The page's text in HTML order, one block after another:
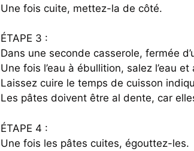
Une fois cuite, mettez-la de côté.
ÉTAPE 3 :
Dans une seconde casserole, fermée
Une fois l’eau à ébullition, salez l’eau
Laissez cuire le temps de cuisson
Les pâtes doivent être al dente, car
ÉTAPE 4 :
Une fois les pâtes cuites, égouttez-les.